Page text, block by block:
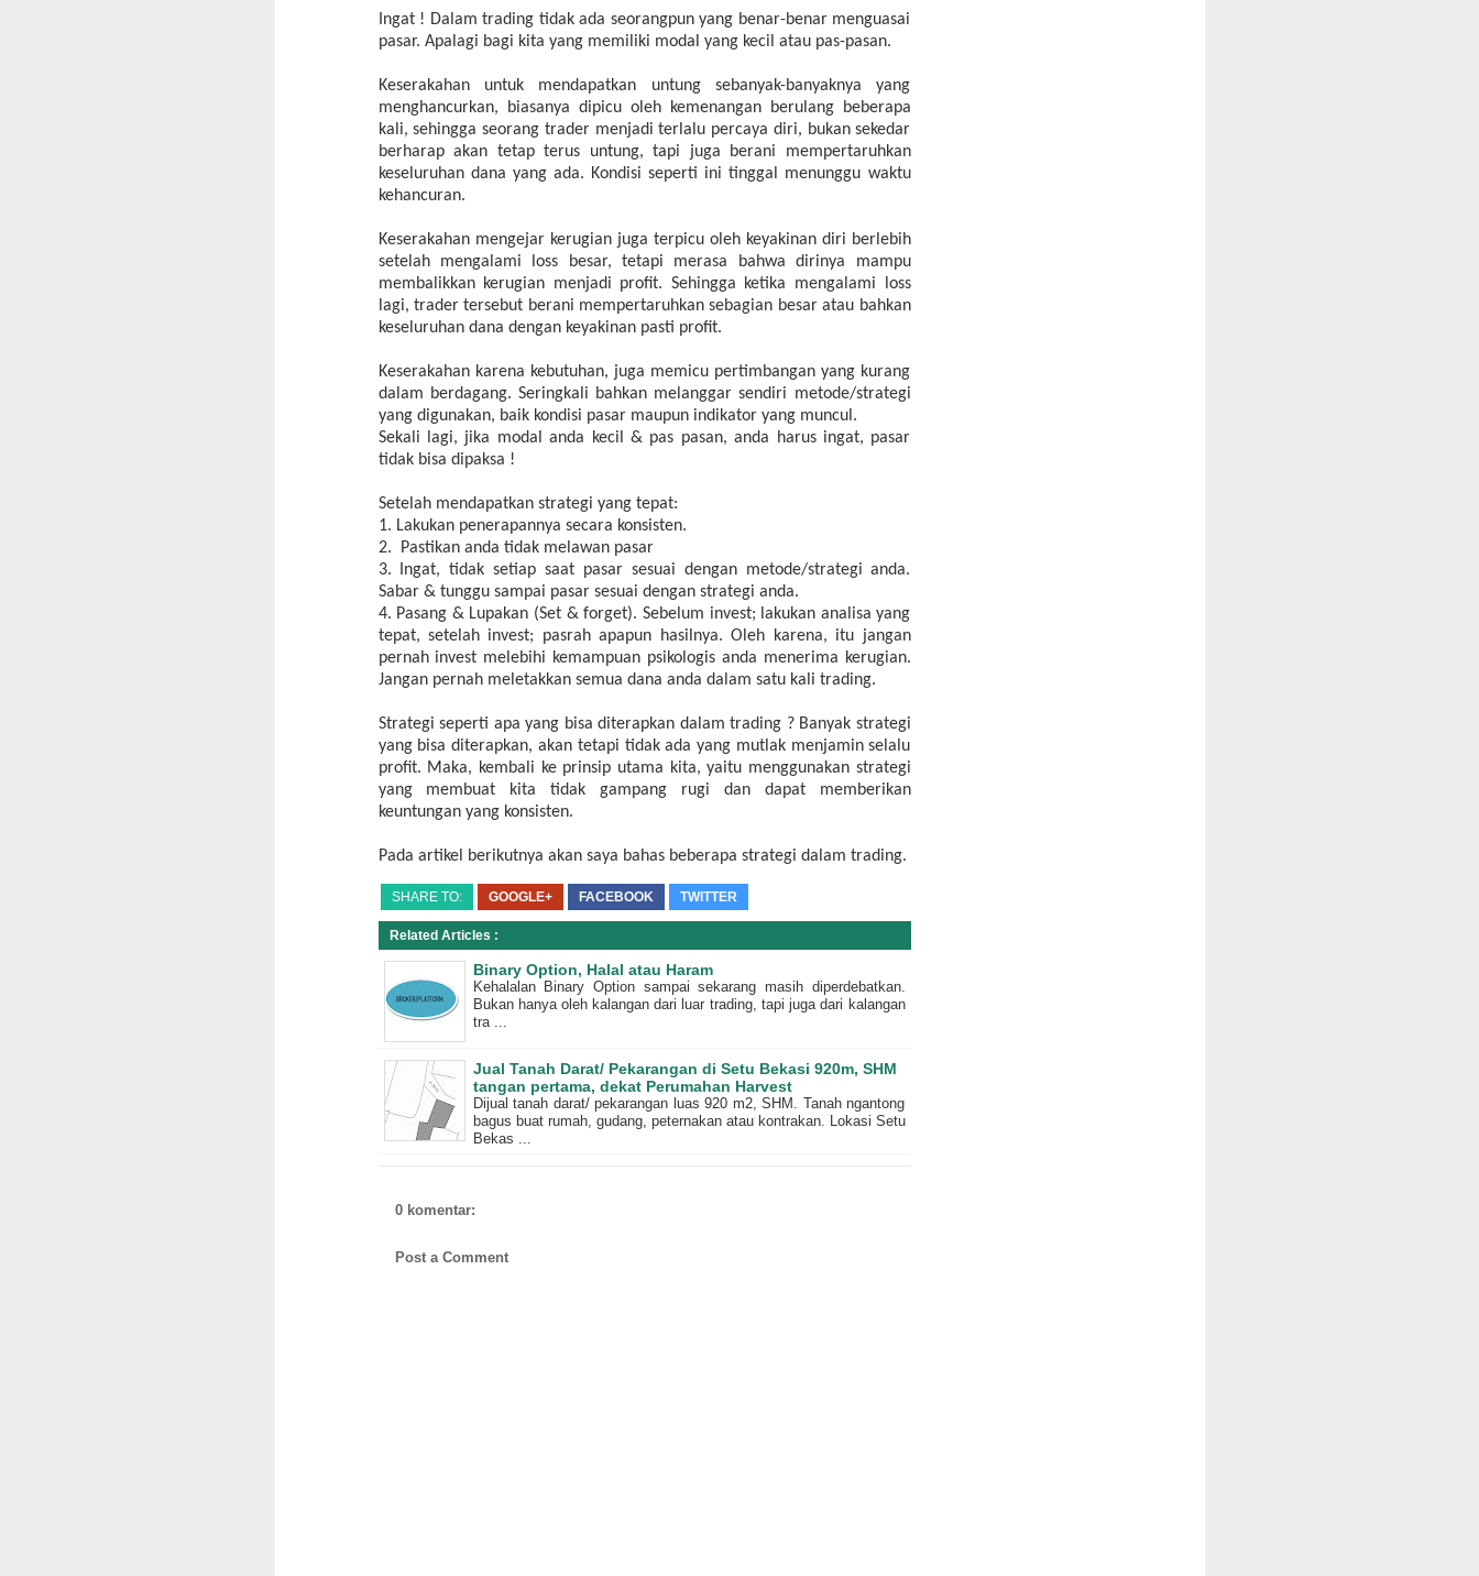
Ingat ! Dalam trading tidak ada seorangpun yang benar-benar menguasai
pasar. Apalagi bagi kita yang memiliki modal yang kecil atau pas-pasan.
Keserakahan untuk mendapatkan untung sebanyak-banyaknya yang
menghancurkan, biasanya dipicu oleh kemenangan berulang beberapa
kali, sehingga seorang trader menjadi terlalu percaya diri, bukan sekedar
berharap akan tetap terus untung, tapi juga berani mempertaruhkan
keseluruhan dana yang ada. Kondisi seperti ini tinggal menunggu waktu
kehancuran.
Keserakahan mengejar kerugian juga terpicu oleh keyakinan diri berlebih
setelah mengalami loss besar, tetapi merasa bahwa dirinya mampu
membalikkan kerugian menjadi profit. Sehingga ketika mengalami loss
lagi, trader tersebut berani mempertaruhkan sebagian besar atau bahkan
keseluruhan dana dengan keyakinan pasti profit.
Keserakahan karena kebutuhan, juga memicu pertimbangan yang kurang
dalam berdagang. Seringkali bahkan melanggar sendiri metode/strategi
yang digunakan, baik kondisi pasar maupun indikator yang muncul.
Sekali lagi, jika modal anda kecil & pas pasan, anda harus ingat, pasar
tidak bisa dipaksa !
Setelah mendapatkan strategi yang tepat:
1. Lakukan penerapannya secara konsisten.
2. Pastikan anda tidak melawan pasar
3. Ingat, tidak setiap saat pasar sesuai dengan metode/strategi anda.
Sabar & tunggu sampai pasar sesuai dengan strategi anda.
4. Pasang & Lupakan (Set & forget). Sebelum invest; lakukan analisa yang
tepat, setelah invest; pasrah apapun hasilnya. Oleh karena, itu jangan
pernah invest melebihi kemampuan psikologis anda menerima kerugian.
Jangan pernah meletakkan semua dana anda dalam satu kali trading.
Strategi seperti apa yang bisa diterapkan dalam trading ? Banyak strategi
yang bisa diterapkan, akan tetapi tidak ada yang mutlak menjamin selalu
profit. Maka, kembali ke prinsip utama kita, yaitu menggunakan strategi
yang membuat kita tidak gampang rugi dan dapat memberikan
keuntungan yang konsisten.
Pada artikel berikutnya akan saya bahas beberapa strategi dalam trading.
SHARE TO: GOOGLE+ FACEBOOK TWITTER
Related Articles :
Binary Option, Halal atau Haram
Kehalalan Binary Option sampai sekarang masih diperdebatkan.
Bukan hanya oleh kalangan dari luar trading, tapi juga dari kalangan
tra ...
Jual Tanah Darat/ Pekarangan di Setu Bekasi 920m, SHM
tangan pertama, dekat Perumahan Harvest
Dijual tanah darat/ pekarangan luas 920 m2, SHM. Tanah ngantong
bagus buat rumah, gudang, peternakan atau kontrakan. Lokasi Setu
Bekas ...
0 komentar:
Post a Comment